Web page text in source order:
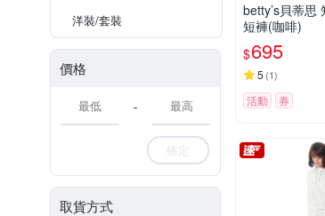
洋裝/套裝
價格
-
確定
取貨方式
betty’s貝蒂思
短褲(咖啡)
$695
5 (1)
活動 券